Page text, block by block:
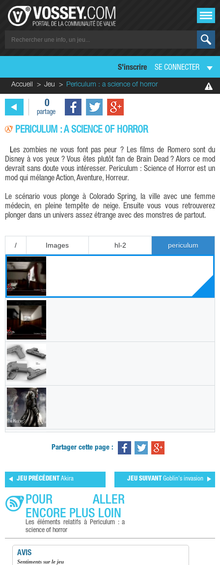
S'inscrire SE CONNECTER
Accueil Jeu Periculum : a science of horror
0
partage
PERICULUM : A SCIENCE OF HORROR
Les zombies ne vous font pas peur ? Les films de Romero sont du
Disney à vos yeux ? Vous êtes plutôt fan de Brain Dead ? Alors ce mod
devrait sans doute vous intéresser. Periculum : Science of Horror est un
mod qui mélange Action, Aventure, Horreur.
Le scénario vous plonge à Colorado Spring, la ville avec une femme
médecin, en pleine tempête de neige. Ensuite vous vous retrouverez
plonger dans un univers assez étrange avec des monstres de partout.
Partager cette page :
JEU PRÉCÉDENT Akira JEU SUIVANT Goblin's invasion
POUR ALLER
ENCORE PLUS LOIN
Les éléments relatifs à Periculum : a
science of horror
AVIS
Sentiments sur le jeu